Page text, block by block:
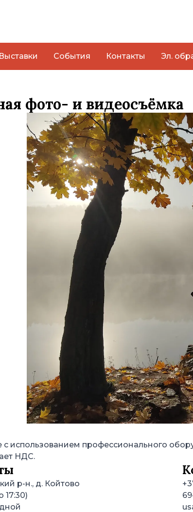
Выставки События Контакты Эл.
фото- и видеосъёмка
использованием профессионального
НДС.
р-н., д. Койтово
17:30)